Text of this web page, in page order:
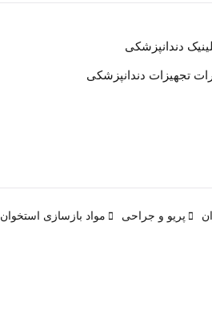
دندانپزشکی
تجهیزات دندانپزشکی
پریو و جراحی مواد بازسازی استخوان